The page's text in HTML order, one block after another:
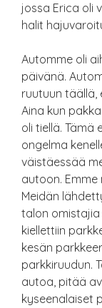
jossa Erica oli
halit
Automme oli
päivänä.
ruutuun täällä,
Aina kun
oli tiellä. Tämä
ongelma
väistäessää
autoon.
Meidän
talon omistajia
kiellettiin
kesän
parkkiruudun.
autoa, pitää
kyseenalaiset